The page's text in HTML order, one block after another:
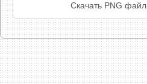
Скачать PNG файл